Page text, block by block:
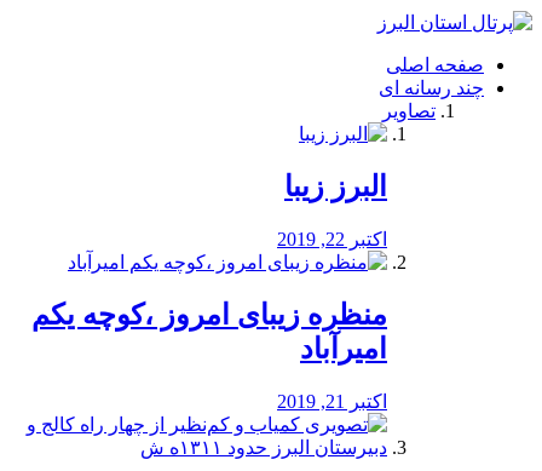
فصد
شرق
تهران
خشکشویی
صفحه اصلی
چند رسانه ای
تصاویر
البرز زیبا
اکتبر 22, 2019
منظره‌‌ زیبای امروز ،کوچه یکم
امیرآباد
اکتبر 21, 2019